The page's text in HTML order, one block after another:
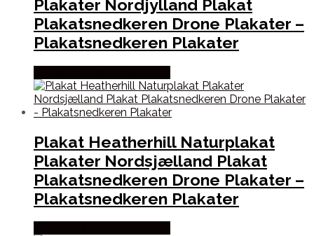
Plakater Nordjylland Plakat
Plakatsnedkeren Drone Plakater –
Plakatsnedkeren Plakater
Plakat Heatherhill Naturplakat
Plakater Nordsjælland Plakat
Plakatsnedkeren Drone Plakater –
Plakatsnedkeren Plakater